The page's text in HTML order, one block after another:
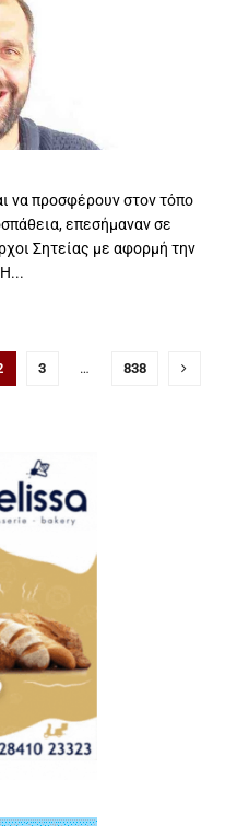
να προσφέρουν στον τόπο
επεσήμαναν σε
Σητείας με αφορμή την
3 … 838